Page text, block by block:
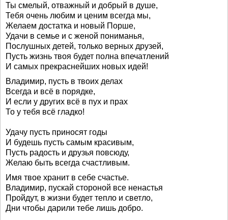
Ты смелый, отважный и добрый в душе,
Тебя очень любим и ценим всегда мы,
Желаем достатка и новый Порше,
Удачи в семье и с женой пониманья,
Послушных детей, только верных друзей,
Пусть жизнь твоя будет полна впечатлений
И самых прекраснейших новых идей!
Владимир, пусть в твоих делах
Всегда и всё в порядке,
И если у других всё в пух и прах
То у тебя всё гладко!
Удачу пусть приносят годы
И будешь пусть самым красивым,
Пусть радость и друзья повсюду,
Желаю быть всегда счастливым.
Имя твое хранит в себе счастье.
Владимир, пускай стороной все ненастья
Пройдут, в жизни будет тепло и светло,
Дни чтобы дарили тебе лишь добро.